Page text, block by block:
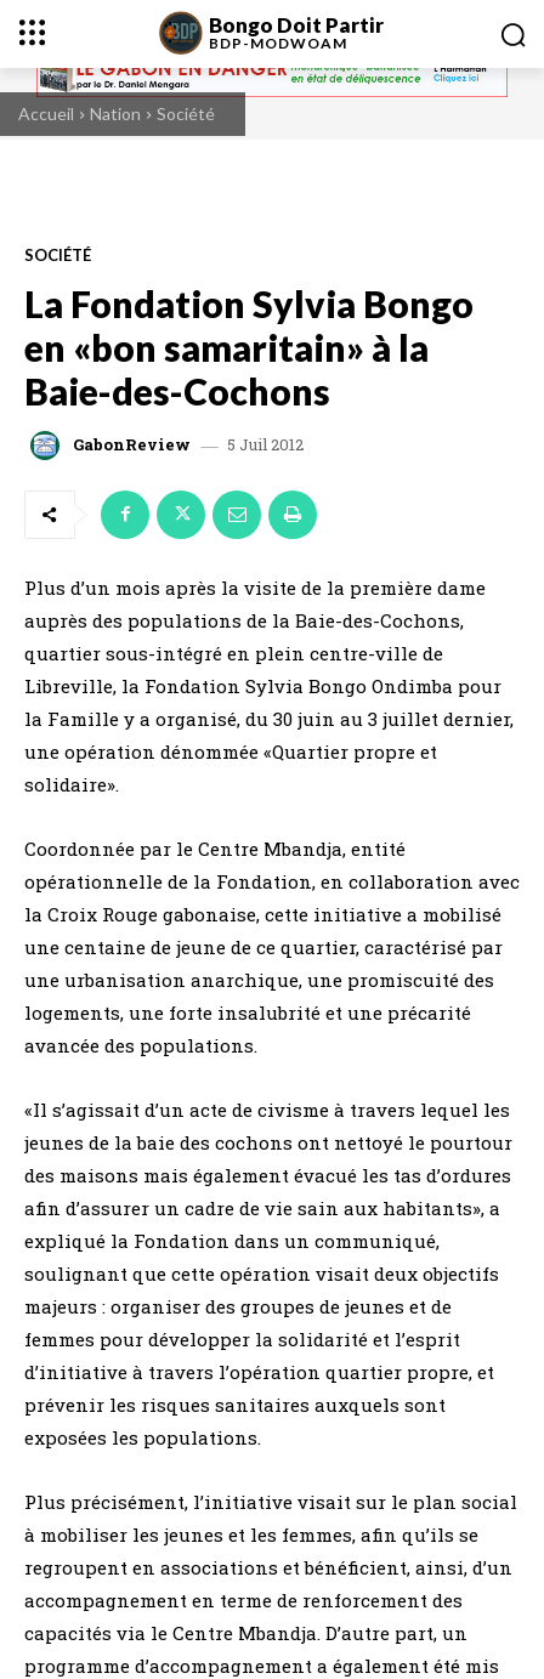
Bongo Doit Partir
BDP-MODWOAM
Accueil Nation Société
SOCIÉTÉ
La Fondation Sylvia Bongo
en «bon samaritain» à la
Baie-des-Cochons
GabonReview 5 Juil 2012
Plus d’un mois après la visite de la première dame
auprès des populations de la Baie-des-Cochons,
quartier sous-intégré en plein centre-ville de
Libreville, la Fondation Sylvia Bongo Ondimba pour
la Famille y a organisé, du 30 juin au 3 juillet dernier,
une opération dénommée «Quartier propre et
solidaire».
Coordonnée par le Centre Mbandja, entité
opérationnelle de la Fondation, en collaboration avec
la Croix Rouge gabonaise, cette initiative a mobilisé
une centaine de jeune de ce quartier, caractérisé par
une urbanisation anarchique, une promiscuité des
logements, une forte insalubrité et une précarité
avancée des populations.
«Il s’agissait d’un acte de civisme à travers lequel les
jeunes de la baie des cochons ont nettoyé le pourtour
des maisons mais également évacué les tas d’ordures
afin d’assurer un cadre de vie sain aux habitants», a
expliqué la Fondation dans un communiqué,
soulignant que cette opération visait deux objectifs
majeurs : organiser des groupes de jeunes et de
femmes pour développer la solidarité et l’esprit
d’initiative à travers l’opération quartier propre, et
prévenir les risques sanitaires auxquels sont
exposées les populations.
Plus précisément, l’initiative visait sur le plan social
à mobiliser les jeunes et les femmes, afin qu’ils se
regroupent en associations et bénéficient, ainsi, d’un
accompagnement en terme de renforcement des
capacités via le Centre Mbandja. D’autre part, un
programme d’accompagnement a également été mis